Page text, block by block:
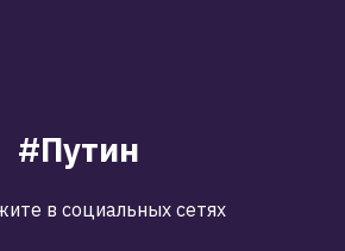
#Путин
в социальных сетях